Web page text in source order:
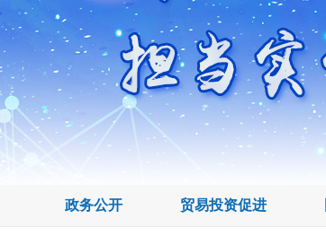
政务公开 贸易投资促进